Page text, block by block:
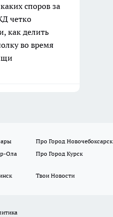
споров за
четко
как делить
во время
Про Город Новочебоксарск
Ола
Про Город Курск
Твои Новости